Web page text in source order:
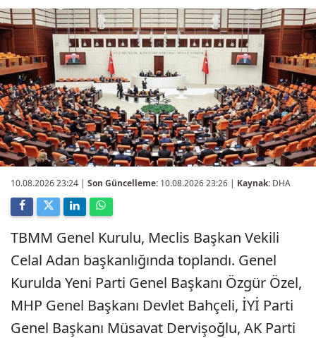
10.08.2026 23:24 | Son Güncelleme: 10.08.2026 23:26 | Kaynak: DHA
TBMM Genel Kurulu, Meclis Başkan Vekili
Celal Adan başkanlığında toplandı. Genel
Kurulda Yeni Parti Genel Başkanı Özgür Özel,
MHP Genel Başkanı Devlet Bahçeli, İYİ Parti
Genel Başkanı Müsavat Dervişoğlu, AK Parti